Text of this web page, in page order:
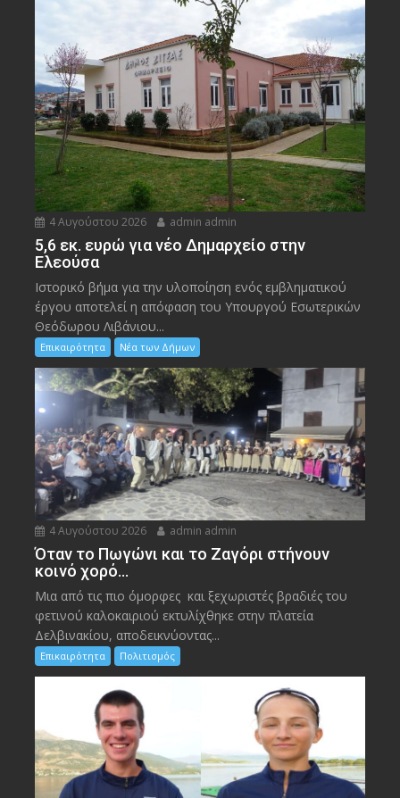
4 Αυγούστου 2026 admin admin
5,6 εκ. ευρώ για νέο Δημαρχείο στην
Ελεούσα
Ιστορικό βήμα για την υλοποίηση ενός εμβληματικού
έργου αποτελεί η απόφαση του Υπουργού Εσωτερικών
Θεόδωρου Λιβάνιου...
Επικαιρότητα Νέα των Δήμων
4 Αυγούστου 2026 admin admin
Όταν το Πωγώνι και το Ζαγόρι στήνουν
κοινό χορό…
Μια από τις πιο όμορφες και ξεχωριστές βραδιές του
φετινού καλοκαιριού εκτυλίχθηκε στην πλατεία
Δελβινακίου, αποδεικνύοντας...
Επικαιρότητα Πολιτισμός